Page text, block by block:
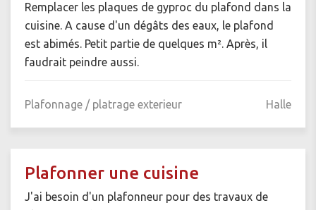
Remplacer les plaques de gyproc du plafond dans la
cuisine. A cause d'un dégâts des eaux, le plafond
est abimés. Petit partie de quelques m². Après, il
faudrait peindre aussi.
Plafonnage / platrage exterieur Halle
Plafonner une cuisine
J'ai besoin d'un plafonneur pour des travaux de